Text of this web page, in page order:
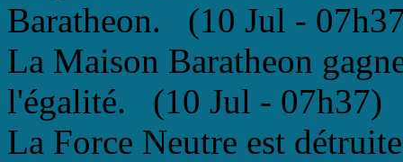
Baratheon. (10 Jul -
La Maison Baratheon
l'égalité. (10 Jul - 07h37)
La Force Neutre est